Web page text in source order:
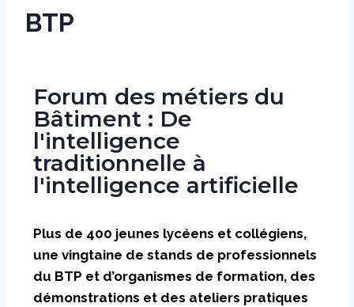
BTP
Forum des métiers du
Bâtiment : De
l'intelligence
traditionnelle à
l'intelligence artificielle
Plus de 400 jeunes lycéens et collégiens,
une vingtaine de stands de professionnels
du BTP et d’organismes de formation, des
démonstrations et des ateliers pratiques